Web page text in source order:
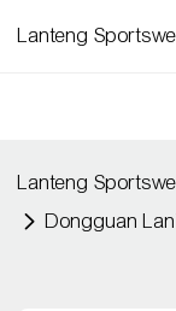
Lanteng
Lanteng
Dongguan